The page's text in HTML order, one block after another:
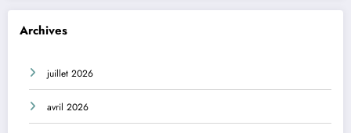
Archives
juillet 2026
avril 2026